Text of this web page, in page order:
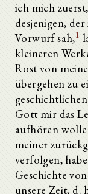
ich mich
desjenigen,
Vorwurf sah,1
kleineren
Rost von
übergehen zu
Gott mir das
aufhören
meiner
verfolgen,
Geschichte
unsere Zeit, d.